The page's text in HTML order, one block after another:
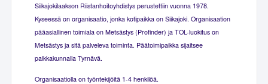
Siikajokilaakson Riistanhoitoyhdistys perustettiin vuonna 1978.
Kyseessä on organisaatio, jonka kotipaikka on Siikajoki. Organisaation
pääasiallinen toimiala on Metsästys (Profinder) ja TOL-luokitus on
Metsästys ja sitä palveleva toiminta. Päätoimipaikka sijaitsee
paikkakunnalla Tyrnävä.
Organisaatiolla on työntekijöitä 1-4 henkilöä.